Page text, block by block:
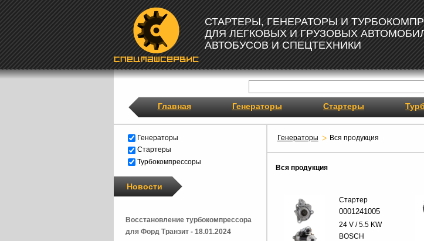
СТАРТЕРЫ, ГЕНЕРАТОРЫ И
ДЛЯ ЛЕГКОВЫХ И ГРУЗОВЫХ
АВТОБУСОВ И СПЕЦТЕХНИКИ
Главная Генераторы Стартеры
Генераторы Вся продукция
Вся продукция
Стартер
0001241005
24 V / 5.5 KW
BOSCH
Генераторы
Стартеры
Турбокомпрессоры
Новости
Восстановление турбокомпрессора
для Форд Транзит - 18.01.2024